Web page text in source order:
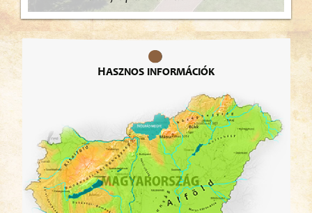
Hasznos információk